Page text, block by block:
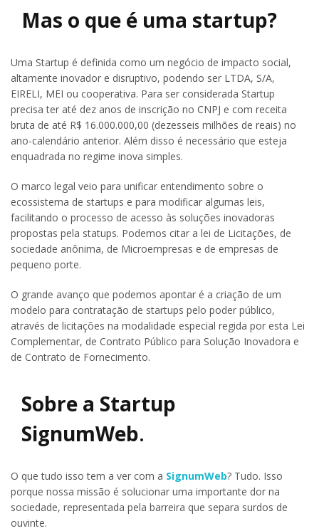
Mas o que é uma startup?
Uma Startup é definida como um negócio de impacto social,
altamente inovador e disruptivo, podendo ser LTDA, S/A,
EIRELI, MEI ou cooperativa. Para ser considerada Startup
precisa ter até dez anos de inscrição no CNPJ e com receita
bruta de até R$ 16.000.000,00 (dezesseis milhões de reais) no
ano-calendário anterior. Além disso é necessário que esteja
enquadrada no regime inova simples.
O marco legal veio para unificar entendimento sobre o
ecossistema de startups e para modificar algumas leis,
facilitando o processo de acesso às soluções inovadoras
propostas pela statups. Podemos citar a lei de Licitações, de
sociedade anônima, de Microempresas e de empresas de
pequeno porte.
O grande avanço que podemos apontar é a criação de um
modelo para contratação de startups pelo poder público,
através de licitações na modalidade especial regida por esta Lei
Complementar, de Contrato Público para Solução Inovadora e
de Contrato de Fornecimento.
Sobre a Startup
SignumWeb.
O que tudo isso tem a ver com a SignumWeb? Tudo. Isso
porque nossa missão é solucionar uma importante dor na
sociedade, representada pela barreira que separa surdos de
ouvinte.